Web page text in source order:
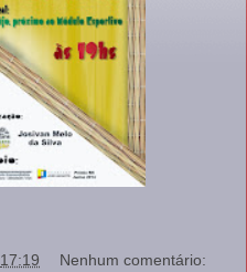
17:19 Nenhum comentário: